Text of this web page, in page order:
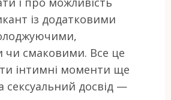
із додатковими
чи смаковими. Все це
інтимні моменти ще
досвід —